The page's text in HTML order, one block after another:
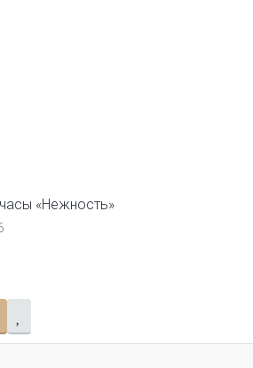
«Нежность»